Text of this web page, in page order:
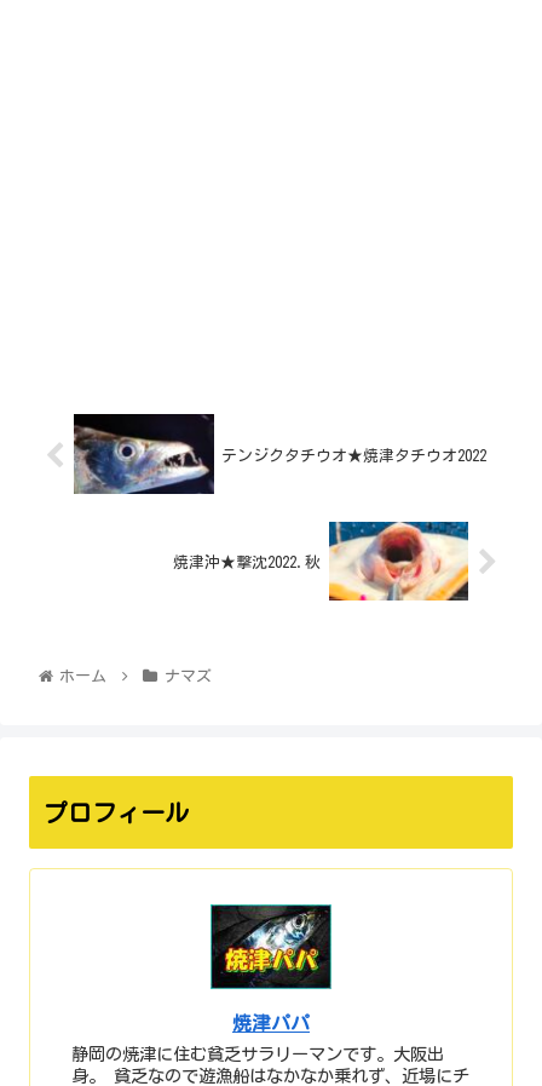
テンジクタチウオ★焼津タチウオ2022
焼津沖★撃沈2022.秋
ホーム ナマズ
プロフィール
焼津パパ
静岡の焼津に住む貧乏サラリーマンです。大阪出
身。 貧乏なので遊漁船はなかなか乗れず、近場にチ